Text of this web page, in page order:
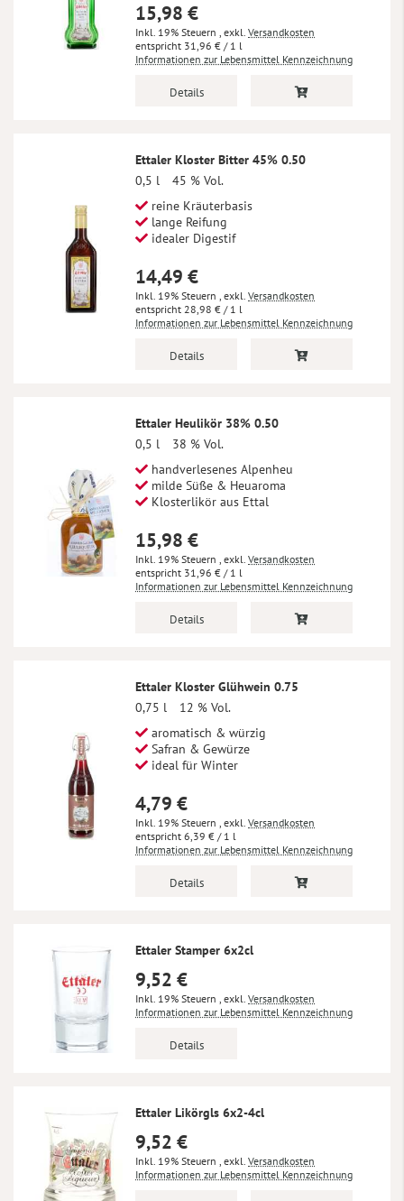
15,98 €
Inkl. 19% Steuern , exkl. Versandkosten
31,96 € / 1 l
Informationen zur Lebensmittel Kennzeichnung
Details
Ettaler Kloster Bitter 45% 0.50
0,5 l
45 % Vol.
reine Kräuterbasis
lange Reifung
idealer Digestif
14,49 €
Inkl. 19% Steuern , exkl. Versandkosten
28,98 € / 1 l
Informationen zur Lebensmittel Kennzeichnung
Details
Ettaler Heulikör 38% 0.50
0,5 l
38 % Vol.
handverlesenes Alpenheu
milde Süße & Heuaroma
Klosterlikör aus Ettal
15,98 €
Inkl. 19% Steuern , exkl. Versandkosten
31,96 € / 1 l
Informationen zur Lebensmittel Kennzeichnung
Details
Ettaler Kloster Glühwein 0.75
0,75 l
12 % Vol.
aromatisch & würzig
Safran & Gewürze
ideal für Winter
4,79 €
Inkl. 19% Steuern , exkl. Versandkosten
6,39 € / 1 l
Informationen zur Lebensmittel Kennzeichnung
Details
Ettaler Stamper 6x2cl
9,52 €
Inkl. 19% Steuern , exkl. Versandkosten
Informationen zur Lebensmittel Kennzeichnung
Details
Ettaler Likörgls 6x2-4cl
9,52 €
Inkl. 19% Steuern , exkl. Versandkosten
Informationen zur Lebensmittel Kennzeichnung